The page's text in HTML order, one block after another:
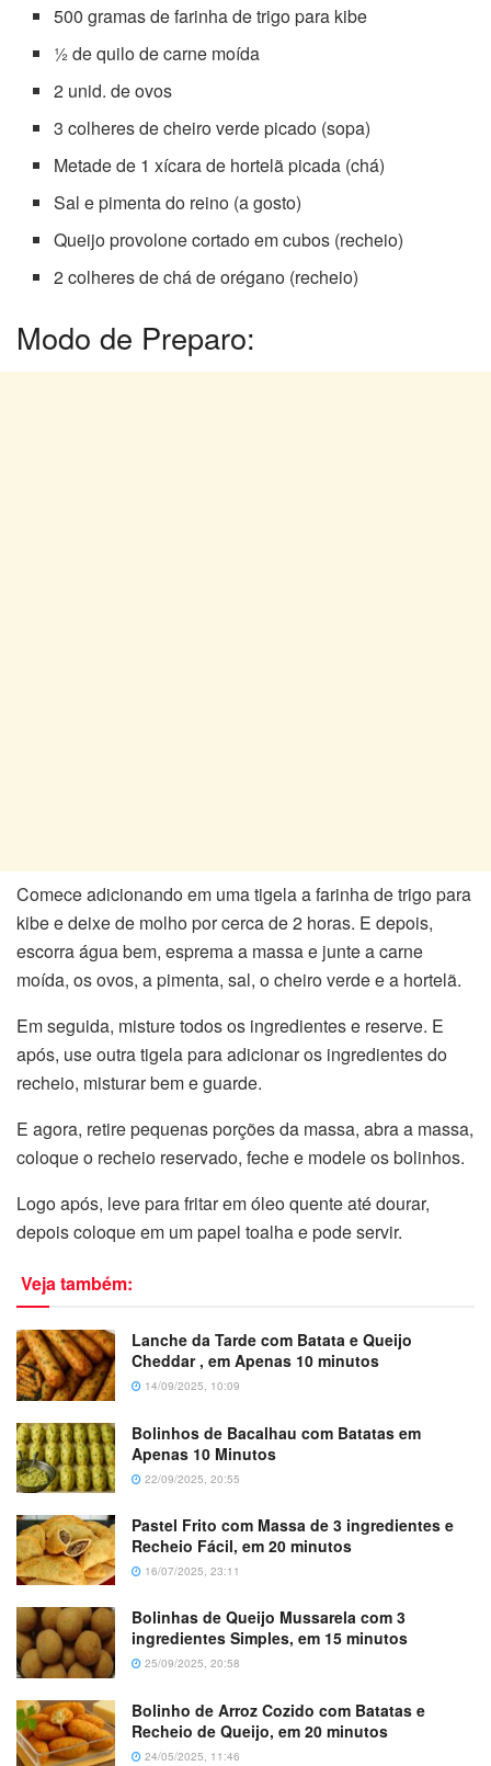
500 gramas de farinha de trigo para kibe
½ de quilo de carne moída
2 unid. de ovos
3 colheres de cheiro verde picado (sopa)
Metade de 1 xícara de hortelã picada (chá)
Sal e pimenta do reino (a gosto)
Queijo provolone cortado em cubos (recheio)
2 colheres de chá de orégano (recheio)
Modo de Preparo:
Comece adicionando em uma tigela a farinha de trigo para
kibe e deixe de molho por cerca de 2 horas. E depois,
escorra água bem, esprema a massa e junte a carne
moída, os ovos, a pimenta, sal, o cheiro verde e a hortelã.
Em seguida, misture todos os ingredientes e reserve. E
após, use outra tigela para adicionar os ingredientes do
recheio, misturar bem e guarde.
E agora, retire pequenas porções da massa, abra a massa,
coloque o recheio reservado, feche e modele os bolinhos.
Logo após, leve para fritar em óleo quente até dourar,
depois coloque em um papel toalha e pode servir.
Veja também:
Lanche da Tarde com Batata e Queijo
Cheddar , em Apenas 10 minutos
14/09/2025, 10:09
Bolinhos de Bacalhau com Batatas em
Apenas 10 Minutos
22/09/2025, 20:55
Pastel Frito com Massa de 3 ingredientes e
Recheio Fácil, em 20 minutos
16/07/2025, 23:11
Bolinhas de Queijo Mussarela com 3
ingredientes Simples, em 15 minutos
25/09/2025, 20:58
Bolinho de Arroz Cozido com Batatas e
Recheio de Queijo, em 20 minutos
24/05/2025, 11:46